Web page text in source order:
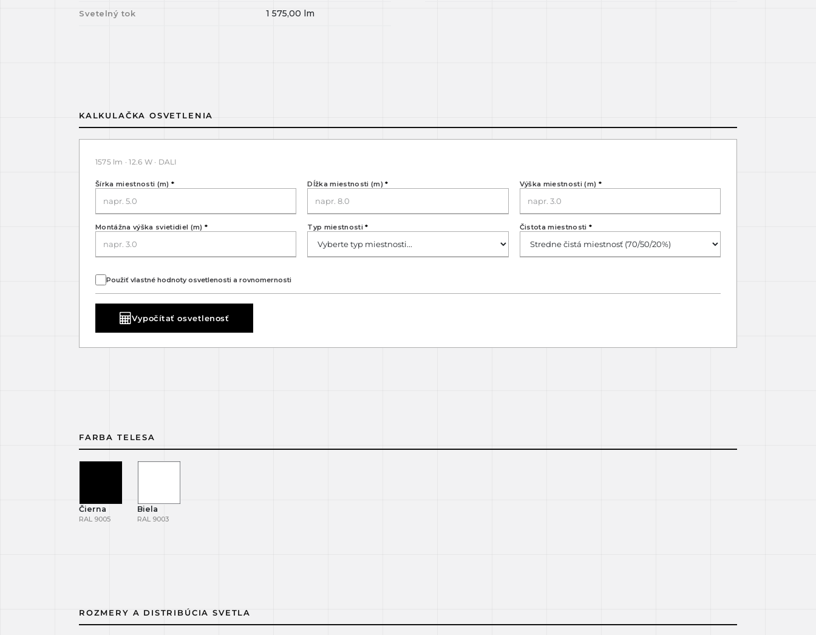
Svetelný tok 1 575,00 lm
KALKULAČKA OSVETLENIA
1575 lm · 12.6 W · DALI
Šírka miestnosti (m) * Dĺžka miestnosti (m)* Výška miestnosti (m) *
Montážna výška svietidiel (m) * Typ miestnosti*
Použiť vlastné hodnoty osvetlenosti a rovnomernosti
Čistota miestnosti *
Vypočítať osvetlenosť
FARBA TELESA
Čierna
RAL 9005
Biela
RAL 9003
ROZMERY A DISTRIBÚCIA SVETLA